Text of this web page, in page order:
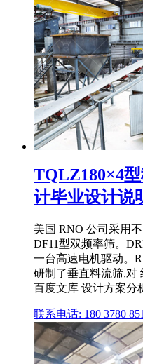
TQLZ180×4
计毕业设计说
美国 RNO 公司采用
DF11型双频率筛。
一台高速电机驱动。
研制了垂直料流筛,对
百度文库 设计方案分
联系电话: 180 3780